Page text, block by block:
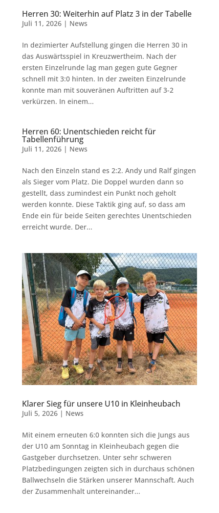
Herren 30: Weiterhin auf Platz 3 in der Tabelle
Juli 11, 2026| News
In dezimierter Aufstellung gingen die Herren 30 in
das Auswärtsspiel in Kreuzwertheim. Nach der
ersten Einzelrunde lag man gegen gute Gegner
schnell mit 3:0 hinten. In der zweiten Einzelrunde
konnte man mit souveränen Auftritten auf 3-2
verkürzen. In einem...
Herren 60: Unentschieden reicht für
Tabellenführung
Juli 11, 2026| News
Nach den Einzeln stand es 2:2. Andy und Ralf gingen
als Sieger vom Platz. Die Doppel wurden dann so
gestellt, dass zumindest ein Punkt noch geholt
werden konnte. Diese Taktik ging auf, so dass am
Ende ein für beide Seiten gerechtes Unentschieden
erreicht wurde. Der...
Klarer Sieg für unsere U10 in Kleinheubach
Juli 5, 2026| News
Mit einem erneuten 6:0 konnten sich die Jungs aus
der U10 am Sonntag in Kleinheubach gegen die
Gastgeber durchsetzen. Unter sehr schweren
Platzbedingungen zeigten sich in durchaus schönen
Ballwechseln die Stärken unserer Mannschaft. Auch
der Zusammenhalt untereinander...